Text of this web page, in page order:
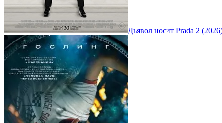
Дьявол носит Prada 2 (2026)